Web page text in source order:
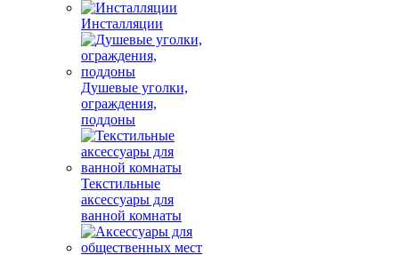
Инсталляции
Душевые уголки,
ограждения,
поддоны
Текстильные
аксессуары для
ванной комнаты